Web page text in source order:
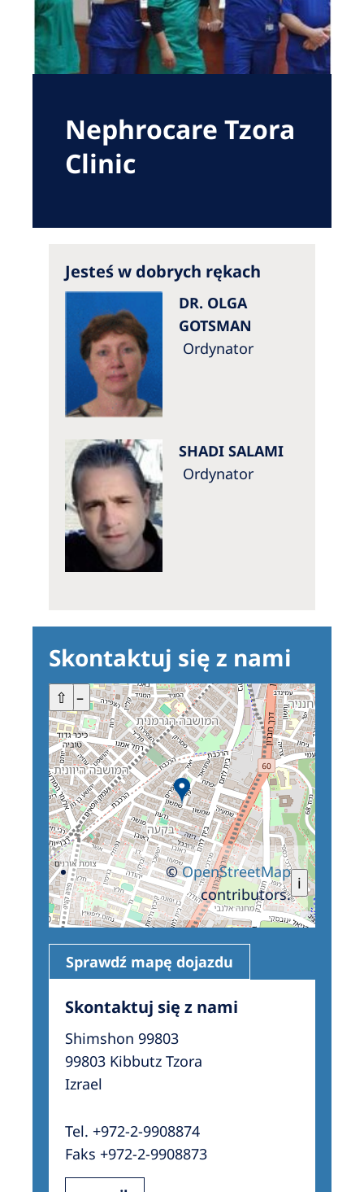
Romania
Russia
Serbia
Slovenia
Switzerland
United Kingdom
Asia Pacific
Asia Pacific
Australia
Philippines
North America
United States of America
NephroCare International
Global Website
Nephrocare Tzora
Clinic
Jesteś w dobrych rękach
DR. OLGA
GOTSMAN
Ordynator
SHADI SALAMI
Ordynator
Skontaktuj się z nami
+ –
⇧
i
©OpenStreetMap
contributors.
Sprawdź mapę dojazdu
Skontaktuj się z nami
Shimshon 99803
99803 Kibbutz Tzora
Izrael
Tel. +972-2-9908874
Faks +972-2-9908873